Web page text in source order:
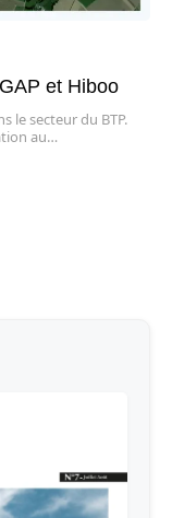
et Hiboo
le secteur du BTP.
au…